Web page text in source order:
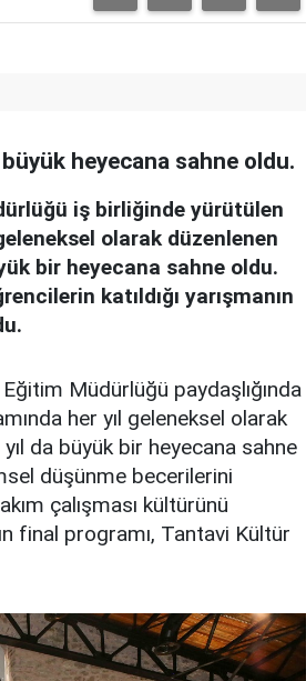
büyük heyecana sahne oldu.
iş birliğinde yürütülen
olarak düzenlenen
bir heyecana sahne oldu.
katıldığı yarışmanın
Müdürlüğü paydaşlığında
her yıl geleneksel olarak
da büyük bir heyecana sahne
düşünme becerilerini
çalışması kültürünü
final programı, Tantavi Kültür